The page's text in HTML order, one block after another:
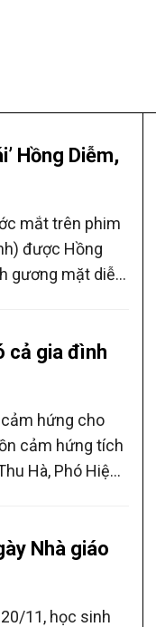
Hồng Diễm,
mắt trên phim
được Hồng
gương mặt diễn
cả gia đình
hứng cho
cảm hứng tích
Hà, Phó Hiệu
Nhà giáo
11, học sinh